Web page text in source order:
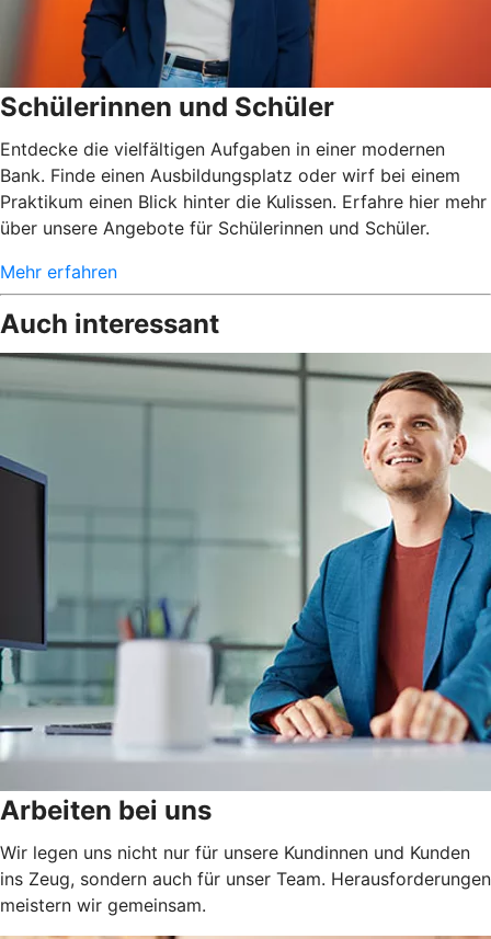
Schülerinnen und Schüler
Entdecke die vielfältigen Aufgaben in einer modernen
Bank. Finde einen Ausbildungsplatz oder wirf bei einem
Praktikum einen Blick hinter die Kulissen. Erfahre hier mehr
über unsere Angebote für Schülerinnen und Schüler.
Mehr erfahren
Auch interessant
Arbeiten bei uns
Wir legen uns nicht nur für unsere Kundinnen und Kunden
ins Zeug, sondern auch für unser Team. Herausforderungen
meistern wir gemeinsam.